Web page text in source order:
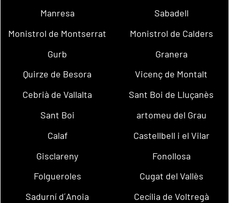
Manresa
Sabadell
Monistrol de Montserrat
Monistrol de Calders
Gurb
Granera
Quirze de Besora
Vicenç de Montalt
Cebrià de Vallalta
Sant Boi de Lluçanès
Sant Boi
artomeu del Grau
Calaf
Castellbell i el Vilar
Gisclareny
Fonollosa
Folgueroles
Cugat del Vallès
Sadurní d´Anoia
Cecília de Voltregà